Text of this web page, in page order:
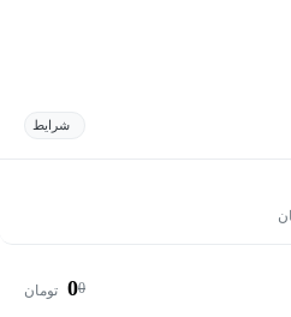
شرایط
0
0 تومان